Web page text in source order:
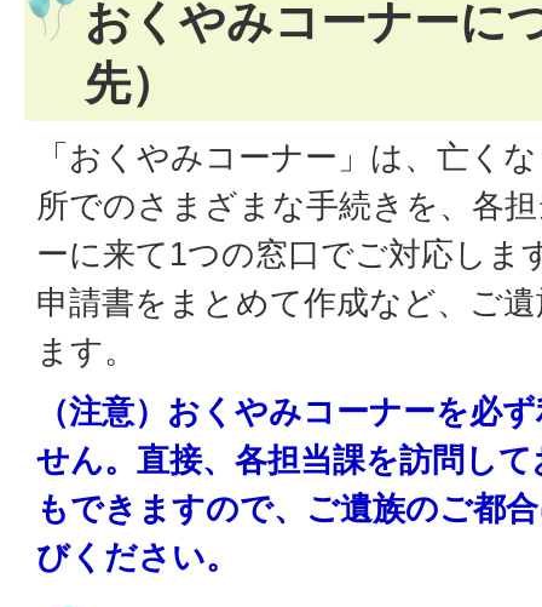
おくやみコーナーに
先）
「おくやみコーナー」は、亡く
所でのさまざまな手続きを、各
ーに来て1つの窓口でご対応しま
申請書をまとめて作成など、ご
ます。
（注意）おくやみコーナーを必
せん。直接、各担当課を訪問し
もできますので、ご遺族のご都
びください。